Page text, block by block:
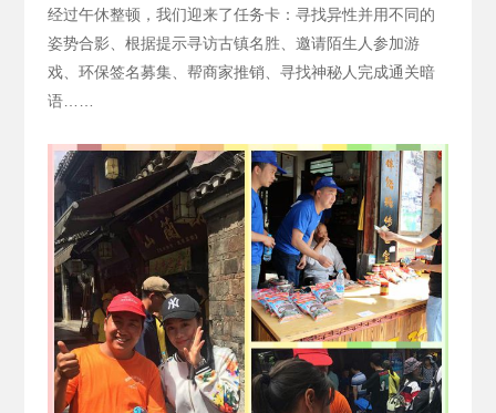
经过午休整顿，我们迎来了任务卡：寻找异性并用不同的
姿势合影、根据提示寻访古镇名胜、邀请陌生人参加游
戏、环保签名募集、帮商家推销、寻找神秘人完成通关暗
语……